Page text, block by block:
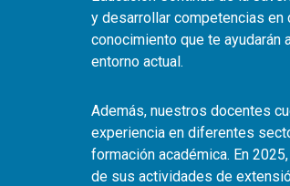
y desarrollar competencias
conocimiento que te ayudarán
entorno actual.
Además, nuestros docentes
experiencia en diferentes
formación académica. En
de sus actividades de